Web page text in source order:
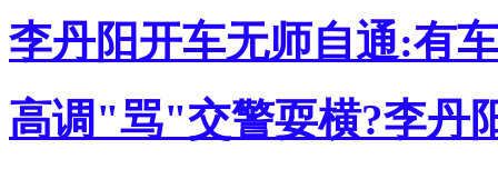
李丹阳开车无师自通:有
高调"骂"交警耍横?李丹